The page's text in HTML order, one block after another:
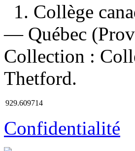
1. Collège
— Québec
Collection :
Thetford.
929.609714
Confidentialité